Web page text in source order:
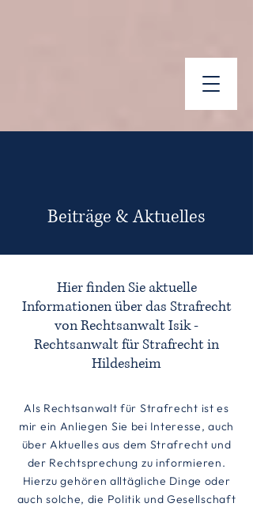
Beiträge & Aktuelles
Hier finden Sie aktuelle
Informationen über das Strafrecht
von Rechtsanwalt Isik -
Rechtsanwalt für Strafrecht in
Hildesheim
Als Rechtsanwalt für Strafrecht ist es
mir ein Anliegen Sie bei Interesse, auch
über Aktuelles aus dem Strafrecht und
der Rechtsprechung zu informieren.
Hierzu gehören alltägliche Dinge oder
auch solche, die Politik und Gesellschaft